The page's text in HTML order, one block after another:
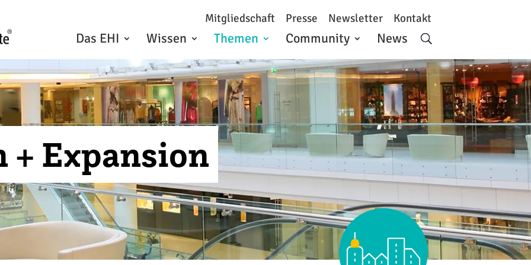
Mitgliedschaft Presse Newsletter Kontakt
Das EHI Wissen Themen Community News
Expansion